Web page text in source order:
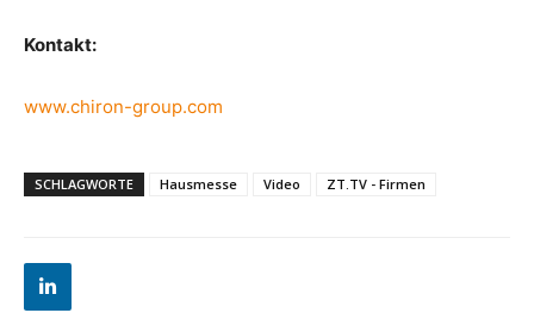
Kontakt:
www.chiron-group.com
SCHLAGWORTE Hausmesse Video ZT.TV - Firmen